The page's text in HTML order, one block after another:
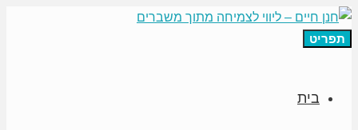
תפריט
בית